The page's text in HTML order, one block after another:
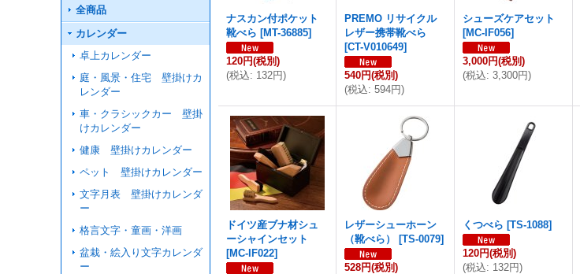
全商品
カレンダー
卓上カレンダー
庭・風景・住宅 壁掛けカ
レンダー
車・クラシックカー 壁掛
けカレンダー
健康 壁掛けカレンダー
ペット 壁掛けカレンダー
文字月表 壁掛けカレンダ
ー
格言文字・童画・洋画
盆栽・絵入り文字カレンダ
ー
ナスカン付ポケット
靴べら [MT-36885]
120円(税別)
(税込: 132円)
PREMO リサイクル
レザー携帯靴べら
[CT-V010649]
540円(税別)
(税込: 594円)
シューズケアセット
[MC-IF056]
3,000円(税別)
(税込: 3,300円)
ドイツ産ブナ材シュ
ーシャインセット
[MC-IF022]
レザーシューホーン
（靴べら）
[TS-0079]
528円(税別)
くつべら [TS-1088]
120円(税別)
(税込: 132円)